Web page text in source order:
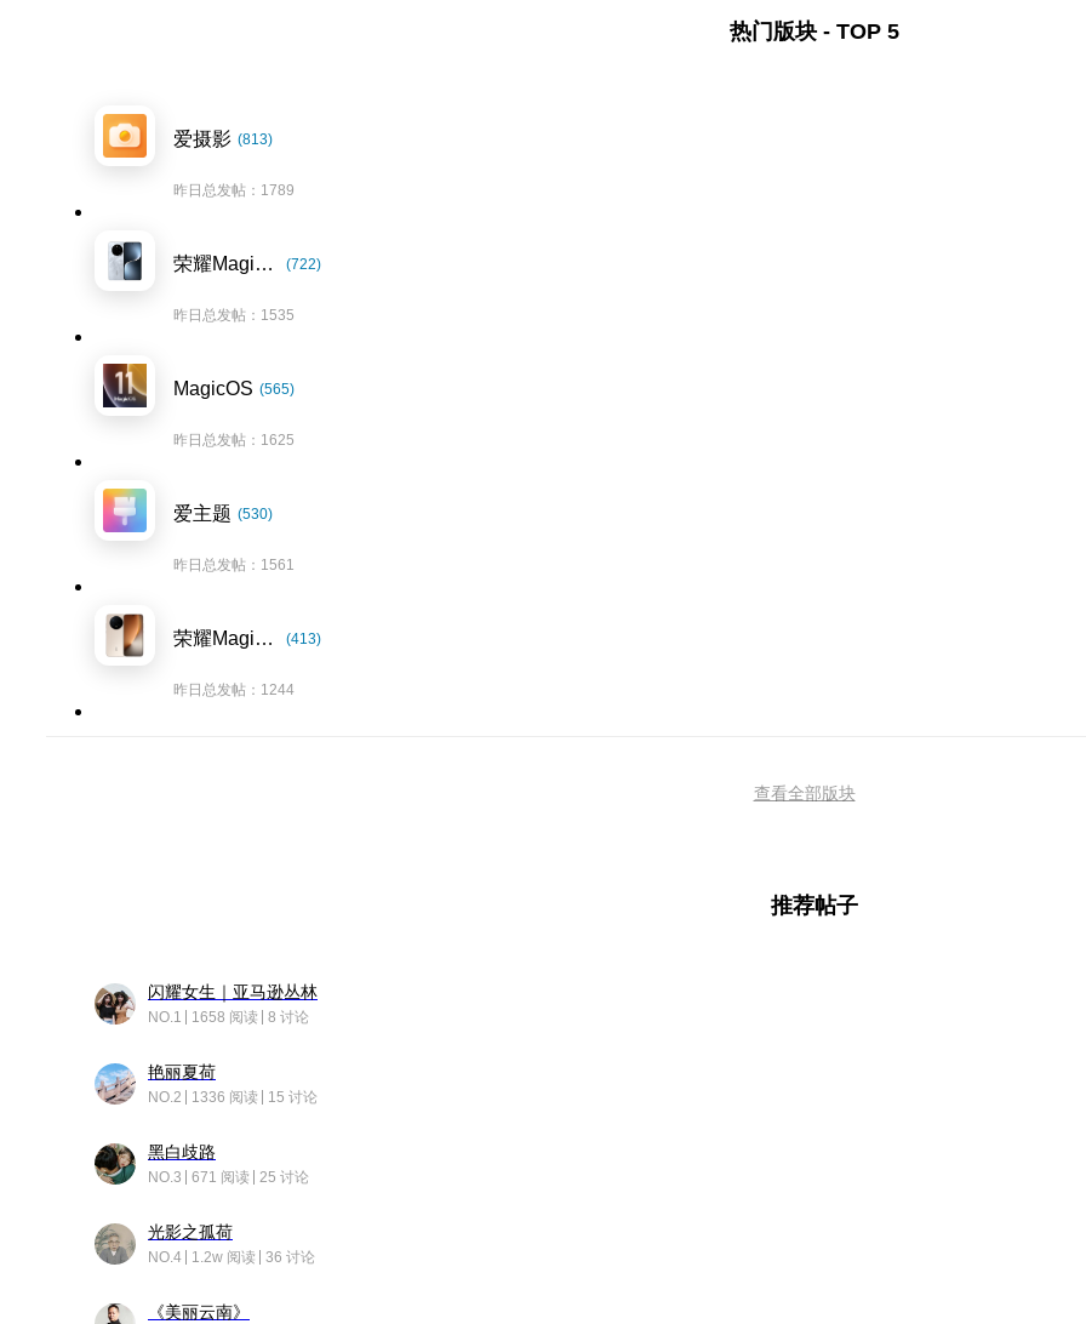
热门版块 - TOP 5
爱摄影 (813)
昨日总发帖：1789
荣耀Magic7系列 (722)
昨日总发帖：1535
MagicOS (565)
昨日总发帖：1625
爱主题 (530)
昨日总发帖：1561
荣耀Magic8系列 (413)
昨日总发帖：1244
查看全部版块
推荐帖子
闪耀女生｜亚马逊丛林
NO.1 1658 阅读 8 讨论
艳丽夏荷
NO.2 1336 阅读 15 讨论
黑白歧路
NO.3 671 阅读 25 讨论
光影之孤荷
NO.4 1.2w 阅读 36 讨论
《美丽云南》